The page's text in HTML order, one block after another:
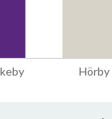
Hörby